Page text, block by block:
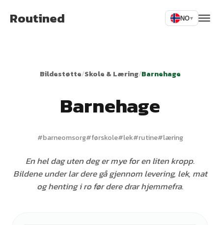
Routined NO▾
Bildestøtte/Skole & Læring/Barnehage
Barnehage
#barneomsorg#førskole#lek#rutine#læring
En hel dag uten deg er mye for en liten kropp.
Bildene under lar dere gå gjennom levering, lek, mat
og henting i ro før dere drar hjemmefra.